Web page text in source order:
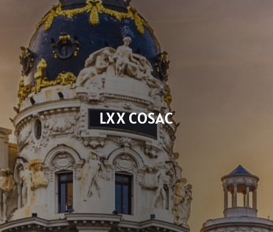
LXX COSAC